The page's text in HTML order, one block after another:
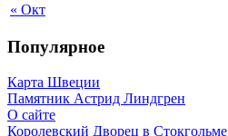
« Окт
Популярное
Карта Швеции
Памятник Астрид Линдгрен
О сайте
Королевский Дворец в Стокгольме